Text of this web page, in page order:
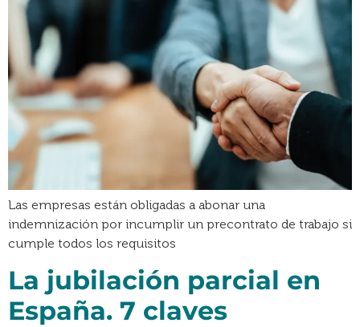
Las empresas están obligadas a abonar una
indemnización por incumplir un precontrato de trabajo si
cumple todos los requisitos
La jubilación parcial en
España. 7 claves